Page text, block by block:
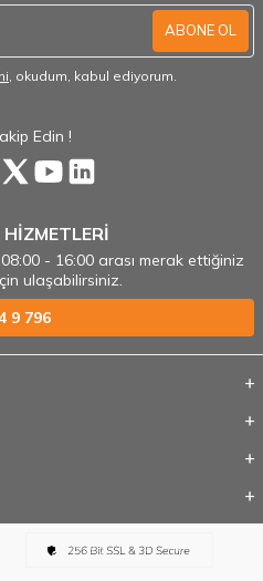
ABONE OL
, okudum, kabul ediyorum.
Edin !
- 16:00 arası merak ettiğiniz
ulaşabilirsiniz.
9 796